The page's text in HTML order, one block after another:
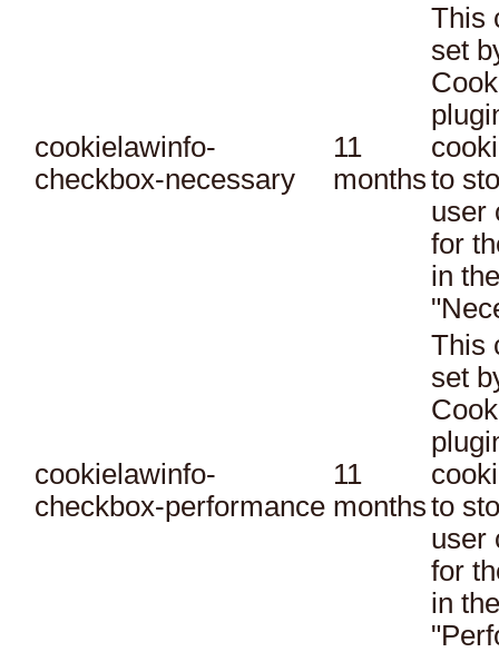
cookielawinfo-
checkbox-necessary
11
months
This
set
to
user
for
in
cookielawinfo-
checkbox-performance
11
months
This
set
to
user
for
in